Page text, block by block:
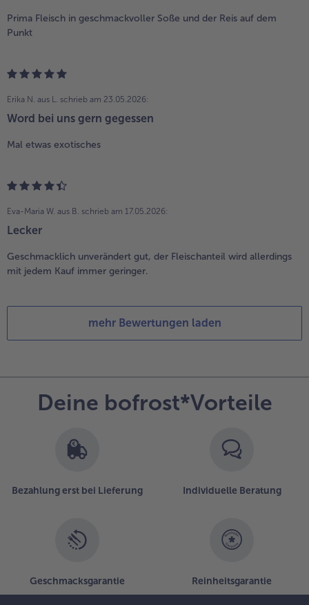
Prima Fleisch in geschmackvoller Soße und der Reis auf dem
Punkt
Erika N. aus L. schrieb am 23.05.2026:
Word bei uns gern gegessen
Mal etwas exotisches
Eva-Maria W. aus B. schrieb am 17.05.2026:
Lecker
Geschmacklich unverändert gut, der Fleischanteil wird allerdings
mit jedem Kauf immer geringer.
mehr Bewertungen laden
Deine bofrost*Vorteile
Bezahlung erst bei Lieferung Individuelle Beratung
Geschmacksgarantie Reinheitsgarantie